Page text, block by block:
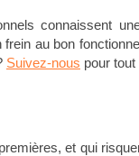
connaissent
au bon
Suivez-nous pour
et qui